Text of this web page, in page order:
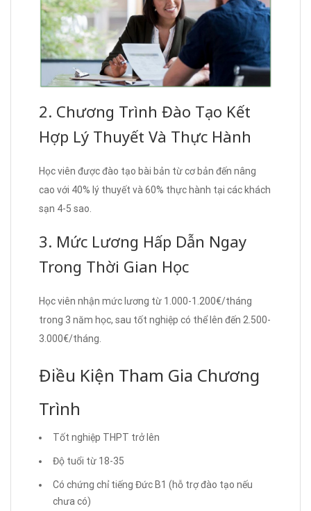
2. Chương Trình Đào Tạo Kết
Hợp Lý Thuyết Và Thực Hành
Học viên được đào tạo bài bản từ cơ bản đến nâng
cao với 40% lý thuyết và 60% thực hành tại các khách
sạn 4-5 sao.
3. Mức Lương Hấp Dẫn Ngay
Trong Thời Gian Học
Học viên nhận mức lương từ 1.000-1.200€/tháng
trong 3 năm học, sau tốt nghiệp có thể lên đến 2.500-
3.000€/tháng.
Điều Kiện Tham Gia Chương
Trình
Tốt nghiệp THPT trở lên
Độ tuổi từ 18-35
Có chứng chỉ tiếng Đức B1 (hỗ trợ đào tạo nếu
chưa có)